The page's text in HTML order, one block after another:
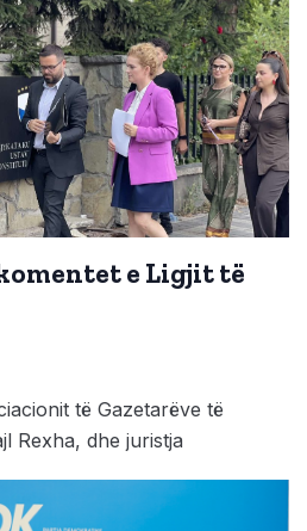
e Ligjit të
të Gazetarëve të
Rexha, dhe juristja